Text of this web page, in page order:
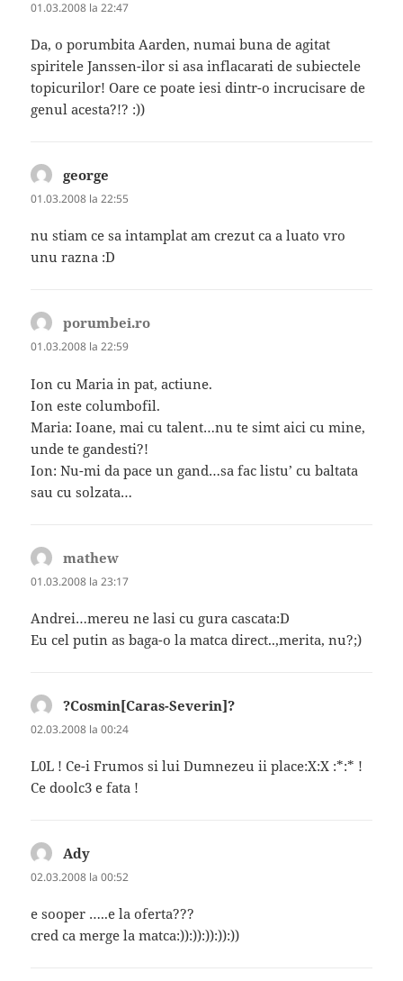
01.03.2008 la 22:47
Da, o porumbita Aarden, numai buna de agitat
spiritele Janssen-ilor si asa inflacarati de subiectele
topicurilor! Oare ce poate iesi dintr-o incrucisare de
genul acesta?!? :))
george
01.03.2008 la 22:55
nu stiam ce sa intamplat am crezut ca a luato vro
unu razna :D
porumbei.ro
01.03.2008 la 22:59
Ion cu Maria in pat, actiune.
Ion este columbofil.
Maria: Ioane, mai cu talent…nu te simt aici cu mine,
unde te gandesti?!
Ion: Nu-mi da pace un gand…sa fac listu’ cu baltata
sau cu solzata…
mathew
01.03.2008 la 23:17
Andrei…mereu ne lasi cu gura cascata:D
Eu cel putin as baga-o la matca direct..,merita, nu?;)
?Cosmin[Caras-Severin]?
02.03.2008 la 00:24
L0L ! Ce-i Frumos si lui Dumnezeu ii place:X:X :*:* !
Ce doolc3 e fata !
Ady
02.03.2008 la 00:52
e sooper …..e la oferta???
cred ca merge la matca:)):)):)):)):))